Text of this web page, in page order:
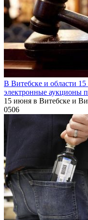
В Витебске и области
электронные аукционы
15 июня в Витебске и
0506